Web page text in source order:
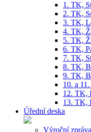
1. TK,
2. TK,
3. TK,
4. TK,
5. TK,
6. TK,
7. TK,
8. TK,
9. TK,
10. a
12. TK,
13. TK,
Úřední deska
Výroční zpráva